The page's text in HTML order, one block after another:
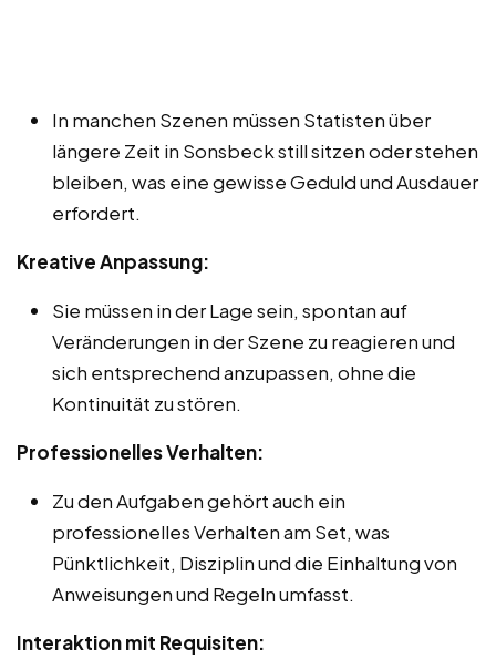
In manchen Szenen müssen Statisten über
längere Zeit in Sonsbeck still sitzen oder stehen
bleiben, was eine gewisse Geduld und Ausdauer
erfordert.
Kreative Anpassung:
Sie müssen in der Lage sein, spontan auf
Veränderungen in der Szene zu reagieren und
sich entsprechend anzupassen, ohne die
Kontinuität zu stören.
Professionelles Verhalten:
Zu den Aufgaben gehört auch ein
professionelles Verhalten am Set, was
Pünktlichkeit, Disziplin und die Einhaltung von
Anweisungen und Regeln umfasst.
Interaktion mit Requisiten: